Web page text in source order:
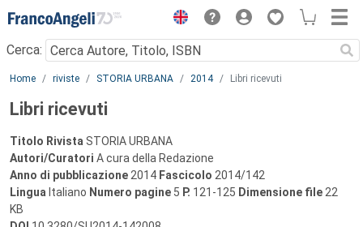
Menu
Cerca:
Main content
Home riviste STORIA URBANA 2014 Libri ricevuti
Libri ricevuti
Titolo Rivista STORIA URBANA
Autori/Curatori A cura della Redazione
Anno di pubblicazione 2014 Fascicolo 2014/142
Lingua Italiano Numero pagine 5 P. 121-125 Dimensione file 22
KB